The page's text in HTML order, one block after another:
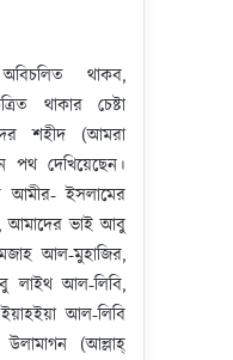
থাকব,
থাকার চেষ্টা
শহীদ (আমরা
পথ দেখিয়েছেন।
আমীর- ইসলামের
আমাদের ভাই আবু
আল-মুহাজির,
লাইথ আল-লিবি,
আল-লিবি
(আল্লাহ্‌